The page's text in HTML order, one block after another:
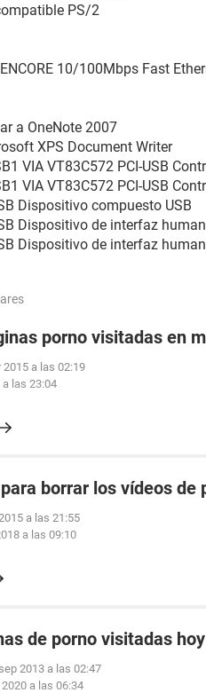
PS/2
10/100Mbps Fast
a OneNote 2007
XPS Document Writer
VIA VT83C572 PCI-USB
VIA VT83C572 PCI-USB
Dispositivo compuesto USB
Dispositivo de interfaz
Dispositivo de interfaz
porno visitadas en
2015 a las 02:19
las 23:04
borrar los vídeos de
a las 21:55
a las 09:10
de porno visitadas hoy
2013 a las 02:47
2020 a las 06:34